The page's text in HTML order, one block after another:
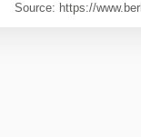
Source: https://